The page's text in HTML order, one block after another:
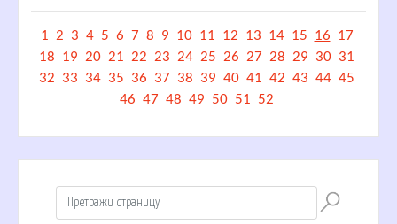
1 2 3 4 5 6 7 8 9 10 11 12 13 14 15 16 17
18 19 20 21 22 23 24 25 26 27 28 29 30 31
32 33 34 35 36 37 38 39 40 41 42 43 44 45
46 47 48 49 50 51 52